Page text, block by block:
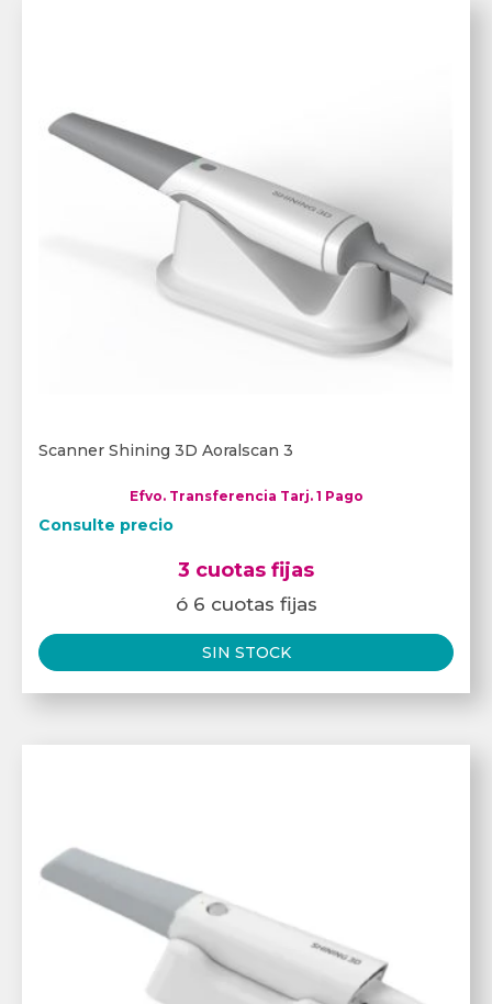
Scanner Shining 3D Aoralscan 3
Efvo. Transferencia Tarj. 1 Pago
Consulte precio
3 cuotas fijas
ó 6 cuotas fijas
SIN STOCK